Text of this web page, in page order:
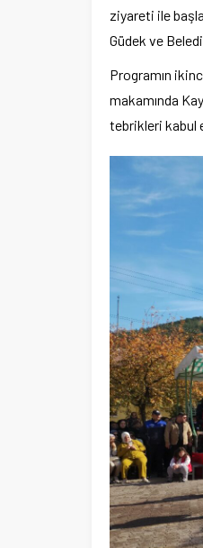
ziyareti ile
Güdek ve
Programın
makamında
tebrikleri kabul